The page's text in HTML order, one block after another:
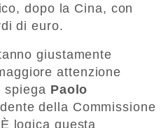
dopo la Cina, con
di euro.
giustamente
attenzione
spiega Paolo
della Commissione
logica questa